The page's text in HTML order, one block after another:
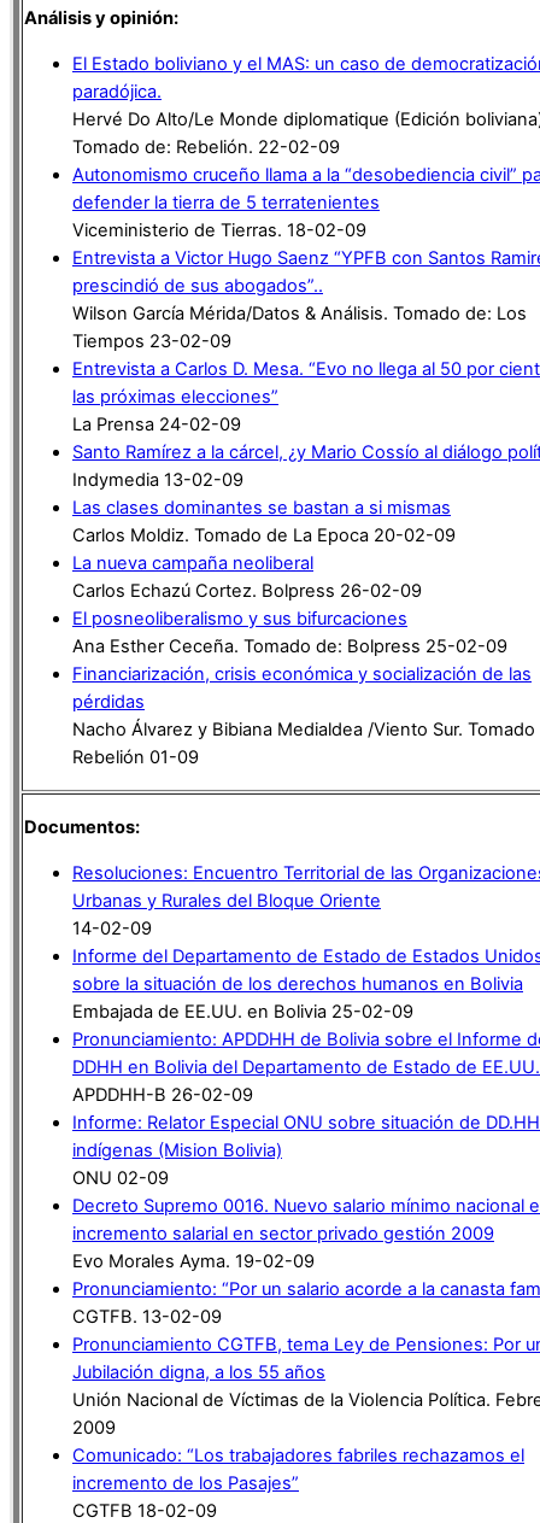
Análisis y opinión:
El Estado boliviano y el MAS: un caso de
paradójica.
Hervé Do Alto/Le Monde diplomatique (Edición
Tomado de: Rebelión. 22-02-09
Autonomismo cruceño llama a la “desobediencia civil”
defender la tierra de 5 terratenientes
Viceministerio de Tierras. 18-02-09
Entrevista a Victor Hugo Saenz “YPFB con Santos
prescindió de sus abogados”..
Wilson García Mérida/Datos & Análisis. Tomado de: Los
Tiempos 23-02-09
Entrevista a Carlos D. Mesa. “Evo no llega al 50 por
las próximas elecciones”
La Prensa 24-02-09
Santo Ramírez a la cárcel, ¿y Mario Cossío al diálogo
Indymedia 13-02-09
Las clases dominantes se bastan a si mismas
Carlos Moldiz. Tomado de La Epoca 20-02-09
La nueva campaña neoliberal
Carlos Echazú Cortez. Bolpress 26-02-09
El posneoliberalismo y sus bifurcaciones
Ana Esther Ceceña. Tomado de: Bolpress 25-02-09
Financiarización, crisis económica y socialización de las
pérdidas
Nacho Álvarez y Bibiana Medialdea /Viento Sur. Tomado
Rebelión 01-09
Documentos:
Resoluciones: Encuentro Territorial de las
Urbanas y Rurales del Bloque Oriente
14-02-09
Informe del Departamento de Estado de Estados
sobre la situación de los derechos humanos en Bolivia
Embajada de EE.UU. en Bolivia 25-02-09
Pronunciamiento: APDDHH de Bolivia sobre el Informe
DDHH en Bolivia del Departamento de Estado de EE.UU.
APDDHH-B 26-02-09
Informe: Relator Especial ONU sobre situación de
indígenas (Mision Bolivia)
ONU 02-09
Decreto Supremo 0016. Nuevo salario mínimo nacional e
incremento salarial en sector privado gestión 2009
Evo Morales Ayma. 19-02-09
Pronunciamiento: “Por un salario acorde a la canasta
CGTFB. 13-02-09
Pronunciamiento CGTFB, tema Ley de Pensiones: Por
Jubilación digna, a los 55 años
Unión Nacional de Víctimas de la Violencia Política.
2009
Comunicado: “Los trabajadores fabriles rechazamos el
incremento de los Pasajes”
CGTFB 18-02-09